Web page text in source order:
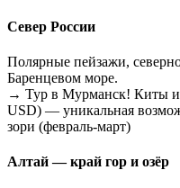
Север России
Полярные пейзажи,
Баренцевом море.
→ Тур в Мурманск! Киты и
USD) — уникальная
зори (февраль-март)
Алтай — край гор и озёр